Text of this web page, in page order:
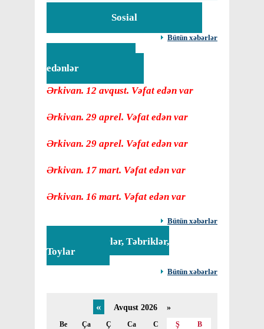
Sosial
Bütün xəbərlər
edənlər
Ərkivan. 12 avqust. Vəfat edən var
Ərkivan. 29 aprel. Vəfat edən var
Ərkivan. 29 aprel. Vəfat edən var
Ərkivan. 17 mart. Vəfat edən var
Ərkivan. 16 mart. Vəfat edən var
Bütün xəbərlər
Tədbirlər, Təbriklər,
Toylar
Bütün xəbərlər
« Avqust 2026 »
Be Ça Ç Ca C Ş
B